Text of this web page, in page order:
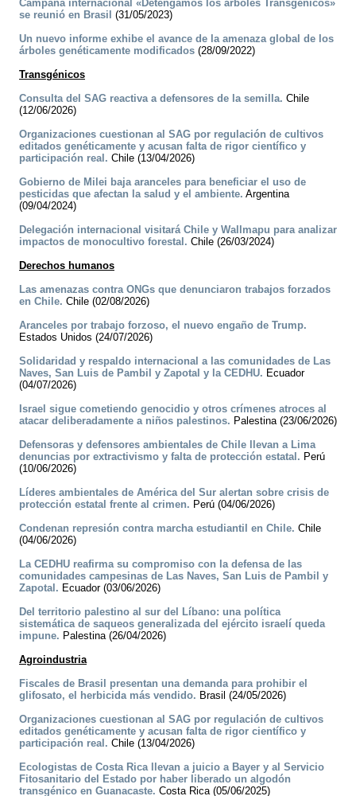
Campaña internacional «Detengamos los árboles Transgénicos»
se reunió en Brasil (31/05/2023)
Un nuevo informe exhibe el avance de la amenaza global de los
árboles genéticamente modificados (28/09/2022)
Transgénicos
Consulta del SAG reactiva a defensores de la semilla. Chile
(12/06/2026)
Organizaciones cuestionan al SAG por regulación de cultivos
editados genéticamente y acusan falta de rigor científico y
participación real. Chile (13/04/2026)
Gobierno de Milei baja aranceles para beneficiar el uso de
pesticidas que afectan la salud y el ambiente. Argentina
(09/04/2024)
Delegación internacional visitará Chile y Wallmapu para analizar
impactos de monocultivo forestal. Chile (26/03/2024)
Derechos humanos
Las amenazas contra ONGs que denunciaron trabajos forzados
en Chile. Chile (02/08/2026)
Aranceles por trabajo forzoso, el nuevo engaño de Trump.
Estados Unidos (24/07/2026)
Solidaridad y respaldo internacional a las comunidades de Las
Naves, San Luis de Pambil y Zapotal y la CEDHU. Ecuador
(04/07/2026)
Israel sigue cometiendo genocidio y otros crímenes atroces al
atacar deliberadamente a niños palestinos. Palestina (23/06/2026)
Defensoras y defensores ambientales de Chile llevan a Lima
denuncias por extractivismo y falta de protección estatal. Perú
(10/06/2026)
Líderes ambientales de América del Sur alertan sobre crisis de
protección estatal frente al crimen. Perú (04/06/2026)
Condenan represión contra marcha estudiantil en Chile. Chile
(04/06/2026)
La CEDHU reafirma su compromiso con la defensa de las
comunidades campesinas de Las Naves, San Luis de Pambil y
Zapotal. Ecuador (03/06/2026)
Del territorio palestino al sur del Líbano: una política
sistemática de saqueos generalizada del ejército israelí queda
impune. Palestina (26/04/2026)
Agroindustria
Fiscales de Brasil presentan una demanda para prohibir el
glifosato, el herbicida más vendido. Brasil (24/05/2026)
Organizaciones cuestionan al SAG por regulación de cultivos
editados genéticamente y acusan falta de rigor científico y
participación real. Chile (13/04/2026)
Ecologistas de Costa Rica llevan a juicio a Bayer y al Servicio
Fitosanitario del Estado por haber liberado un algodón
transgénico en Guanacaste. Costa Rica (05/06/2025)